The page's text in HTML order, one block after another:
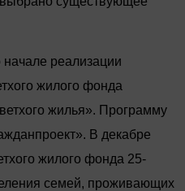
реализации
жилого фонда
жилья». Программу
В декабре
жилого фонда 25-
семей, проживающих